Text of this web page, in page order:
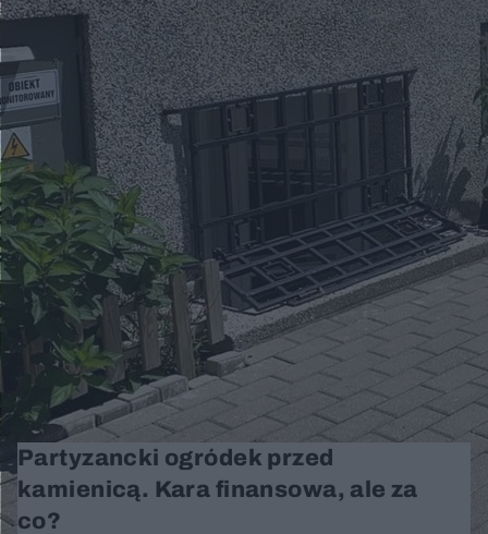
Partyzancki ogródek przed
kamienicą. Kara finansowa, ale za
co?